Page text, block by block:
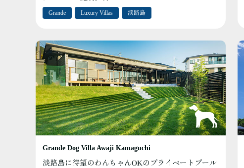
Grande Luxury Villas 淡路島
Grande Dog Villa Awaji Kamaguchi
淡路島に待望のわんちゃんOKのプライベートプール